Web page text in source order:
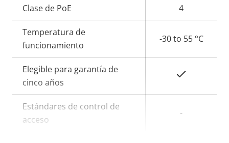
Clase de PoE 4
Temperatura de
funcionamiento
-30 to 55 °C
Elegible para garantía de
cinco años
Estándares de control de
acceso
-